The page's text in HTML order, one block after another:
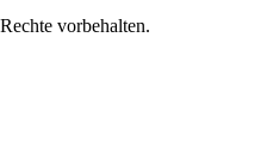
vorbehalten.